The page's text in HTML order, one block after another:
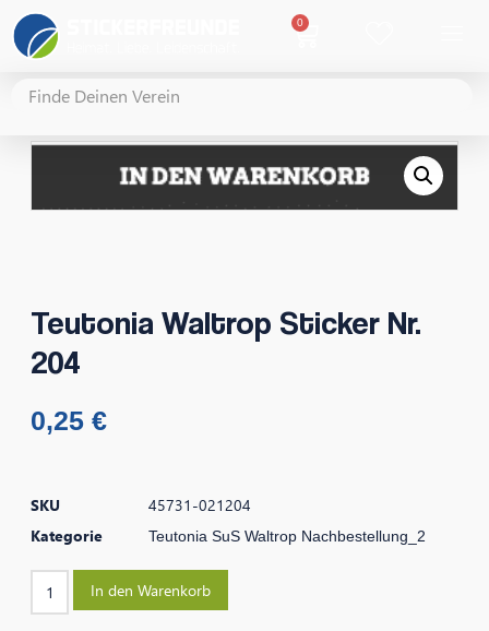
0
Teutonia Waltrop Sticker Nr.
204
0,25 €
SKU
45731-021204
Kategorie
Teutonia SuS Waltrop Nachbestellung_2
In den Warenkorb